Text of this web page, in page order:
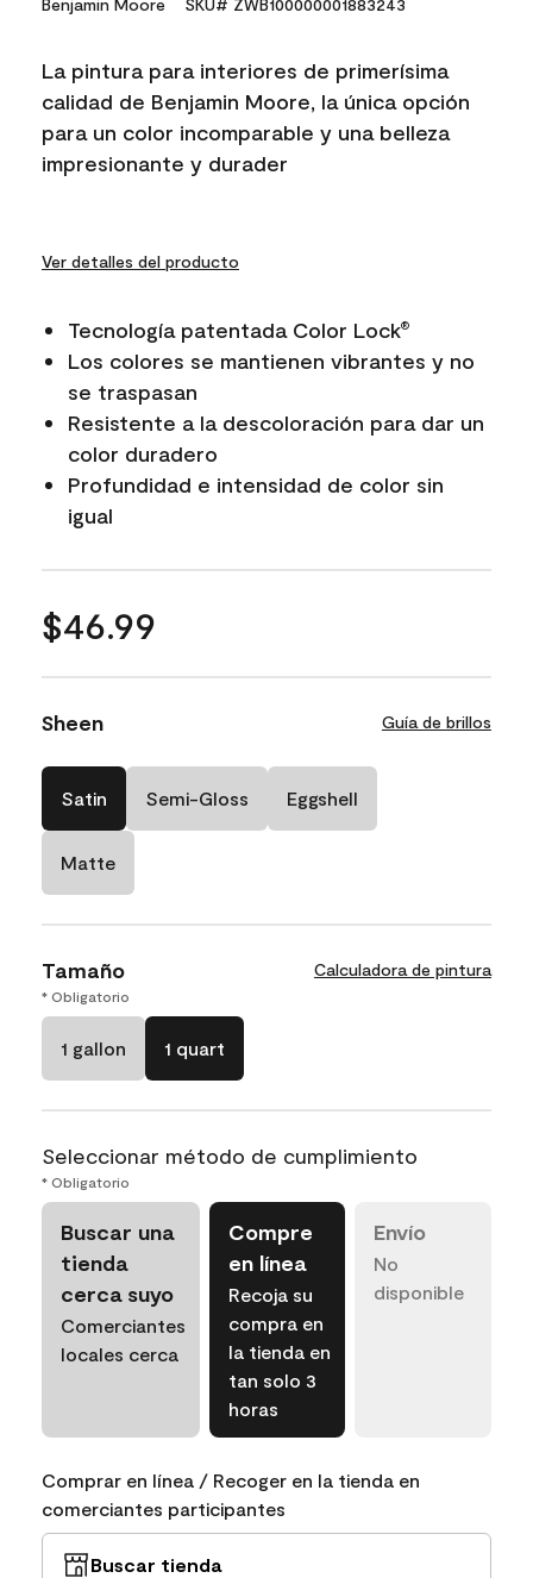
Reviews.
link.
Benjamin Moore SKU# ZWB100000001883243
La pintura para interiores de primerísima
calidad de Benjamin Moore, la única opción
para un color incomparable y una belleza
impresionante y durader
Ver detalles del producto
Tecnología patentada Color Lock®
Los colores se mantienen vibrantes y no
se traspasan
Resistente a la descoloración para dar un
color duradero
Profundidad e intensidad de color sin
igual
$46.99
Sheen Guía de brillos
Satin Semi-Gloss Eggshell
Matte
Tamaño Calculadora de pintura
* Obligatorio
1 gallon 1 quart
Seleccionar método de cumplimiento
* Obligatorio
Buscar una
tienda
cerca suyo
Comerciantes
locales cerca
Compre
en línea
Recoja su
compra en
la tienda en
tan solo 3
horas
Envío
No
disponible
Comprar en línea / Recoger en la tienda en
comerciantes participantes
Buscar tienda